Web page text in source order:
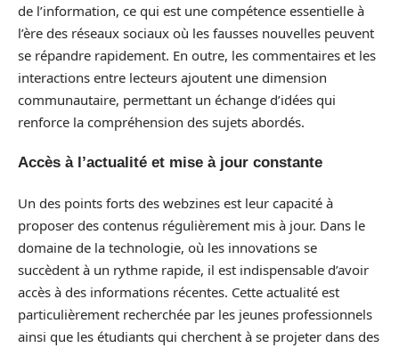
de l’information, ce qui est une compétence essentielle à
l’ère des réseaux sociaux où les fausses nouvelles peuvent
se répandre rapidement. En outre, les commentaires et les
interactions entre lecteurs ajoutent une dimension
communautaire, permettant un échange d’idées qui
renforce la compréhension des sujets abordés.
Accès à l’actualité et mise à jour constante
Un des points forts des webzines est leur capacité à
proposer des contenus régulièrement mis à jour. Dans le
domaine de la technologie, où les innovations se
succèdent à un rythme rapide, il est indispensable d’avoir
accès à des informations récentes. Cette actualité est
particulièrement recherchée par les jeunes professionnels
ainsi que les étudiants qui cherchent à se projeter dans des